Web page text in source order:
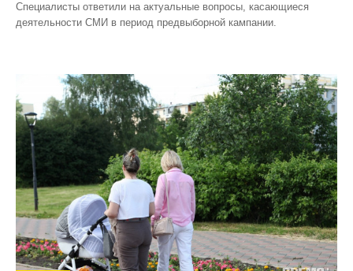
Специалисты ответили на актуальные вопросы, касающиеся
деятельности СМИ в период предвыборной кампании.